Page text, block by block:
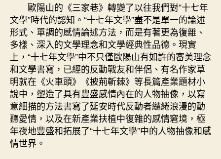
歐陽山的《三家巷》轉變了以往我們對“十七年
文學”時代的認知。“十七年文學”盡不是單一的論述
形式、單調的感情論述方法，而是有著更為復雜、
多樣、深入的文學理念和文學經典性品德。現實
上，“十七年文學”中不只僅歐陽山有如許的審美理念
和文學書寫，已經的反動戰友和伴侶、有名作家草
明就在《火車頭》《披荊斬棘》等長篇產業題材小
說中，塑造了具有豐盛感情內在的人物抽像，以寫
意細描的方法書寫了延安時代反動者繾綣浪漫的動
聽愛情，以及在新產業扶植中復雜的感情窘境，極
年夜地豐盛和拓展了“十七年文學”中的人物抽像和感
情世界。